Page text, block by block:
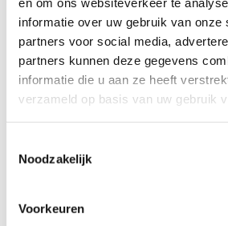
informatie over uw gebruik van onze
partners voor social media,
partners kunnen deze gegevens
informatie die u aan ze heeft
verzameld op basis van uw gebruik
Noodzakelijk
Voorkeuren
LACOSTE SLIM FIT
DONKERGROEN POLO
GROEN KROKODIL
€110,00€85,00
SALE-23%